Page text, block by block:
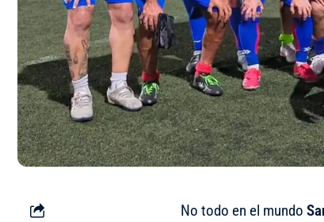
No todo en el mundo